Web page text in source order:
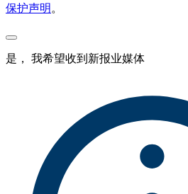
保护声明 。
是， 我希望收到新报业媒体